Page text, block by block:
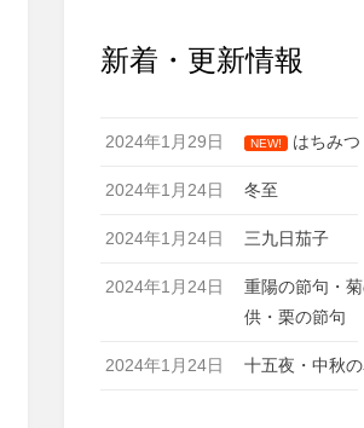
新着・更新情報
2024年1月29日 NEW! はちみつ
2024年1月24日 冬至
2024年1月24日 三九日茄子
2024年1月24日
重陽の節句・
供・栗の節句
2024年1月24日 十五夜・中秋の